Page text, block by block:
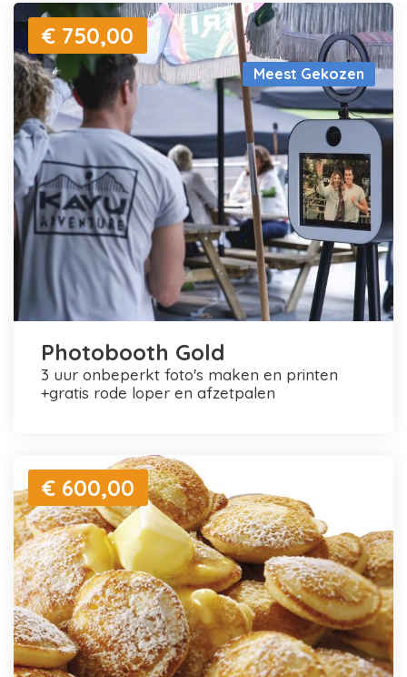
Meest Gekozen
€ 750,00
Photobooth Gold
3 uur onbeperkt foto's maken en printen
+gratis rode loper en afzetpalen
€ 600,00